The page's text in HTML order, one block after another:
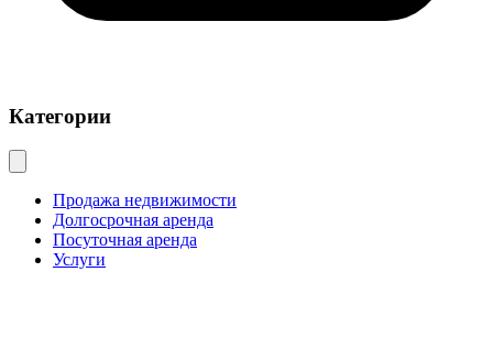
Категории
Продажа недвижимости
Долгосрочная аренда
Посуточная аренда
Услуги